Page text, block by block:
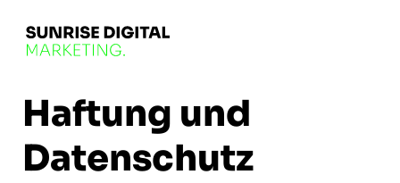
Haftung und
Datenschutz